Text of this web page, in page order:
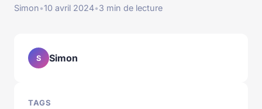
Simon•10 avril 2024•3 min de lecture
S Simon
TAGS